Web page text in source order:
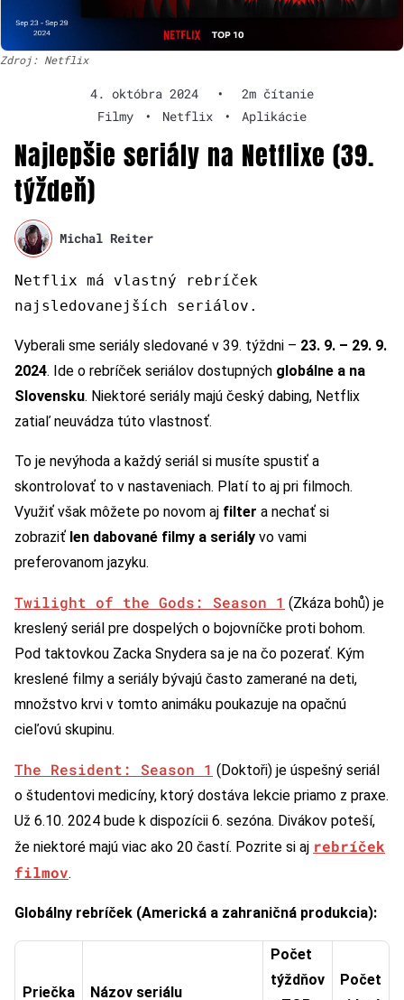
Zdroj: Netflix
4. októbra 2024 •
2m čítanie
Filmy
• Netflix • Aplikácie
Najlepšie seriály na Netflixe (39.
týždeň)
Michal Reiter
Netflix má vlastný rebríček
najsledovanejších seriálov.
Vyberali sme seriály sledované v 39. týždni – 23. 9. – 29. 9.
2024. Ide o rebríček seriálov dostupných globálne a na
Slovensku. Niektoré seriály majú český dabing, Netflix
zatiaľ neuvádza túto vlastnosť.
To je nevýhoda a každý seriál si musíte spustiť a
skontrolovať to v nastaveniach. Platí to aj pri filmoch.
Využiť však môžete po novom aj filter a nechať si
zobraziť len dabované filmy a seriály vo vami
preferovanom jazyku.
Twilight of the Gods: Season 1 (Zkáza bohů) je
kreslený seriál pre dospelých o bojovníčke proti bohom.
Pod taktovkou Zacka Snydera sa je na čo pozerať. Kým
kreslené filmy a seriály bývajú často zamerané na deti,
množstvo krvi v tomto animáku poukazuje na opačnú
cieľovú skupinu.
The Resident: Season 1 (Doktoři) je úspešný seriál
o študentovi medicíny, ktorý dostáva lekcie priamo z praxe.
Už 6.10. 2024 bude k dispozícii 6. sezóna. Divákov poteší,
že niektoré majú viac ako 20 častí. Pozrite si aj rebríček
filmov.
Globálny rebríček (Americká a zahraničná produkcia):
Priečka Názov seriálu
Počet
týždňov
Počet